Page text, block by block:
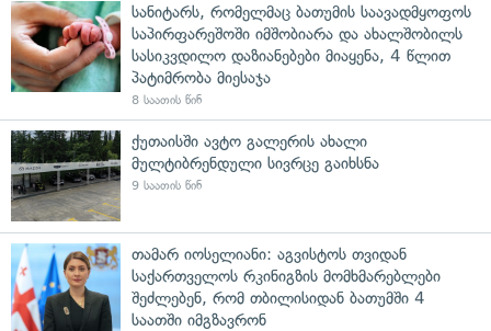
სანიტარს, რომელმაც ბათუმის საავადმყოფოს
საპირფარეშოში იმშობიარა და ახალშობილს
სასიკვდილო დაზიანებები მიაყენა, 4 წლით
პატიმრობა მიესაჯა
8 საათის წინ
ქუთაისში ავტო გალერის ახალი
მულტიბრენდული სივრცე გაიხსნა
9 საათის წინ
თამარ იოსელიანი: აგვისტოს თვიდან
საქართველოს რკინიგზის მომხმარებლები
შეძლებენ, რომ თბილისიდან ბათუმში 4
საათში იმგზავრონ